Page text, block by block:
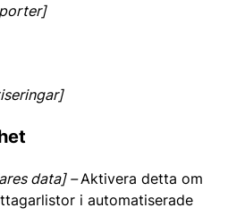
data] –Aktivera detta om
i automatiserade